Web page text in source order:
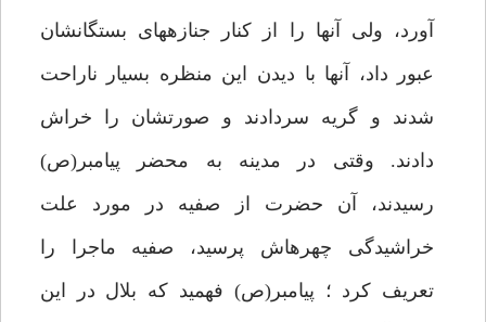
آورد، ولى آن‏ها را از كنار جنازه‏هاى بستگانشان
عبور داد، آن‏ها با ديدن اين منظره بسيار ناراحت
شدند و گريه سردادند و صورتشان را خراش
دادند. وقتى در مدينه به محضر پيامبر(ص)
رسيدند، آن حضرت از صفيه در مورد علت
خراشيدگى چهره‏اش پرسيد، صفيه ماجرا را
تعريف كرد ؛ پيامبر(ص) فهميد كه بلال در اين